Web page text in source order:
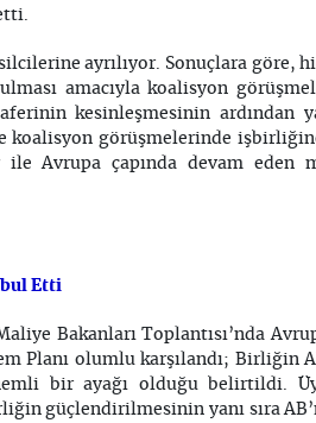
ayrılıyor. Sonuçlara göre,
amacıyla koalisyon
kesinleşmesinin ardından
görüşmelerinde işbirliğine
Avrupa çapında devam eden
Etti
Bakanları Toplantısı’nda
Planı olumlu karşılandı; Birliğin
bir ayağı olduğu belirtildi.
güçlendirilmesinin yanı sıra